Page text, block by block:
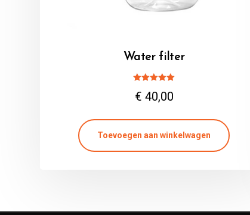
Water filter
5.00
uit 5
€ 40,00
Toevoegen aan winkelwagen